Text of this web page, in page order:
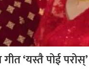
‘यस्तै पोई परोस्’